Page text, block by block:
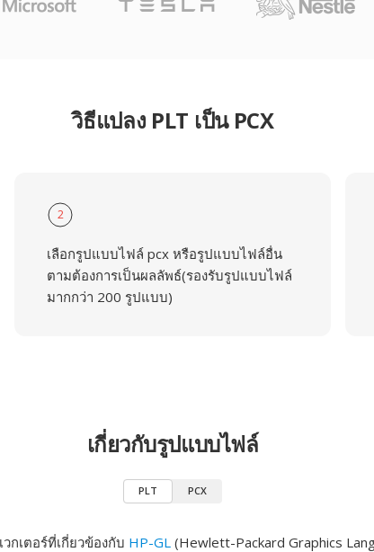
วิธีแปลง PLT เป็น PCX
2
เลือกรูปแบบไฟล์ pcx หรือรูปแบบไฟล์อื่น
ตามต้องการเป็นผลลัพธ์(รองรับรูปแบบไฟล์
มากกว่า 200 รูปแบบ)
เกี่ยวกับรูปแบบไฟล์
PLT PCX
กเตอร์ที่เกี่ยวข้องกับ HP-GL (Hewlett-Packard Graphics